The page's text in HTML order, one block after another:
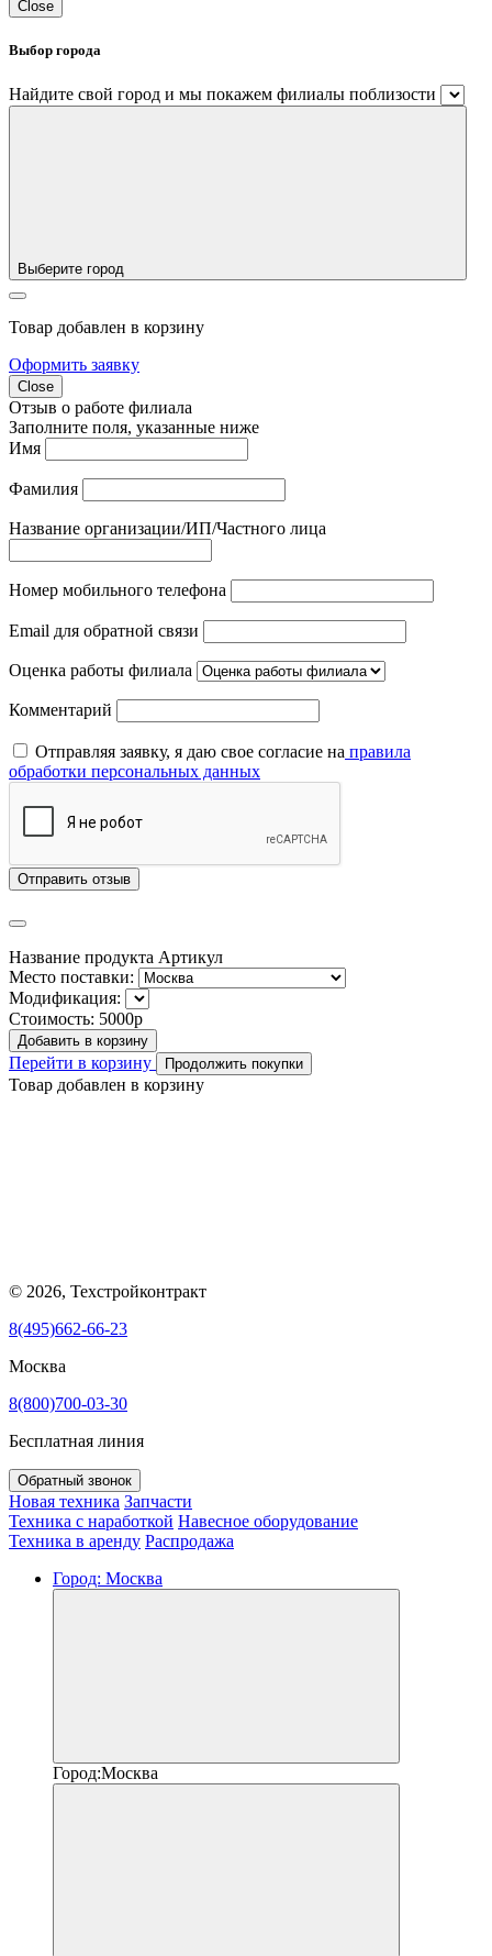
Close
Выбор города
Найдите свой город и мы покажем филиалы поблизости
Выберите город
Товар добавлен в корзину
Оформить заявку
Close
Отзыв о работе филиала
Заполните поля, указанные ниже
Имя
Фамилия
Название организации/ИП/Частного лица
Номер мобильного телефона
Email для обратной связи
Оценка работы филиала
Комментарий
Отправляя заявку, я даю свое согласие на правила
обработки персональных данных
Отправить отзыв
Название продукта Артикул
Место поставки:
Модификация:
Стоимость: 5000р
Добавить в корзину
Перейти в корзину Продолжить покупки
Товар добавлен в корзину
© 2026, Техстройконтракт
8(495)662-66-23
Москва
8(800)700-03-30
Бесплатная линия
Обратный звонок
Новая техника Запчасти
Техника с наработкой Навесное оборудование
Техника в аренду Распродажа
Город: Москва
Город:Москва